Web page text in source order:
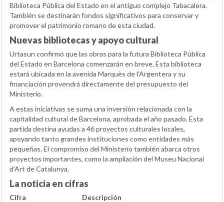
Biblioteca Pública del Estado en el antiguo complejo Tabacalera.
También se destinarán fondos significativos para conservar y
promover el patrimonio romano de esta ciudad.
Nuevas bibliotecas y apoyo cultural
Urtasun confirmó que las obras para la futura Biblioteca Pública
del Estado en Barcelona comenzarán en breve. Esta biblioteca
estará ubicada en la avenida Marquès de l’Argentera y su
financiación provendrá directamente del presupuesto del
Ministerio.
A estas iniciativas se suma una inversión relacionada con la
capitalidad cultural de Barcelona, aprobada el año pasado. Esta
partida destina ayudas a 46 proyectos culturales locales,
apoyando tanto grandes instituciones como entidades más
pequeñas. El compromiso del Ministerio también abarca otros
proyectos importantes, como la ampliación del Museu Nacional
d’Art de Catalunya.
La noticia en cifras
Cifra
Descripción